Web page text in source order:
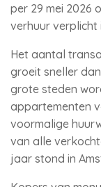
per 29 mei 2026
verhuur verplicht
Het aantal
groeit sneller
grote steden
appartementen
voormalige
van alle
jaar stond in